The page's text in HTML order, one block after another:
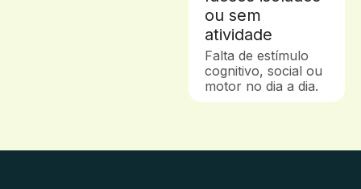
ou sem
atividade
Falta de estímulo
cognitivo, social ou
motor no dia a dia.